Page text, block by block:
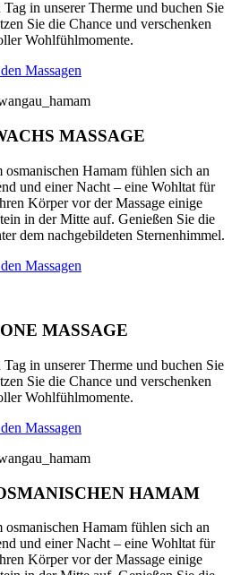
in unserer Therme und buchen Sie
Sie die Chance und verschenken
Wohlfühlmomente.
Massagen
MASSAGE
Hamam fühlen sich an
und einer Nacht – eine Wohltat für
Körper vor der Massage einige
in der Mitte auf. Genießen Sie die
dem nachgebildeten Sternenhimmel.
Massagen
MASSAGE
in unserer Therme und buchen Sie
Sie die Chance und verschenken
Wohlfühlmomente.
Massagen
HAMAM
Hamam fühlen sich an
und einer Nacht – eine Wohltat für
Körper vor der Massage einige